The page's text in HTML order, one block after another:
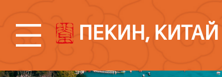
ПЕКИН, КИТАЙ